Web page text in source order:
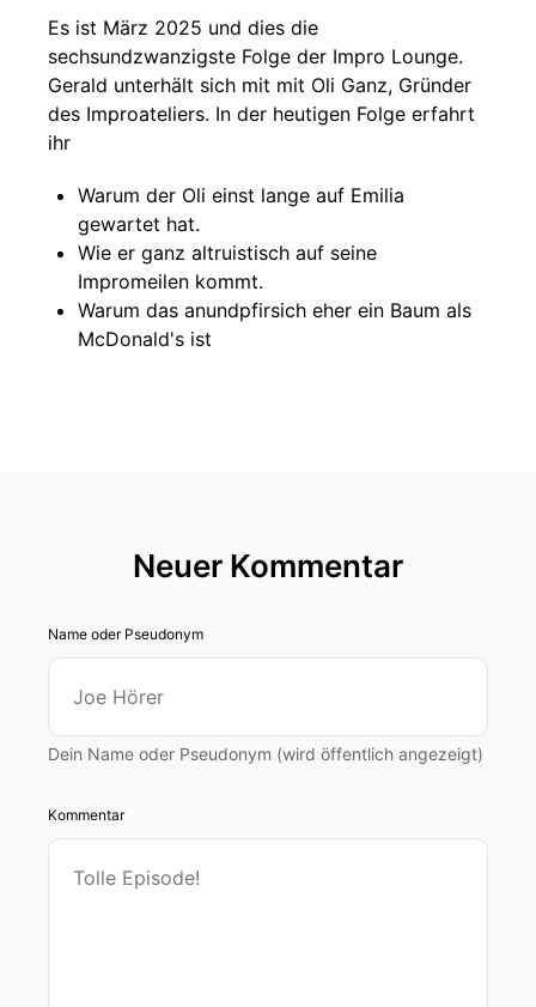
Es ist März 2025 und dies die
sechsundzwanzigste Folge der Impro Lounge.
Gerald unterhält sich mit mit Oli Ganz, Gründer
des Improateliers. In der heutigen Folge erfahrt
ihr
Warum der Oli einst lange auf Emilia
gewartet hat.
Wie er ganz altruistisch auf seine
Impromeilen kommt.
Warum das anundpfirsich eher ein Baum als
McDonald's ist
Neuer Kommentar
Name oder Pseudonym
Dein Name oder Pseudonym (wird öffentlich angezeigt)
Kommentar